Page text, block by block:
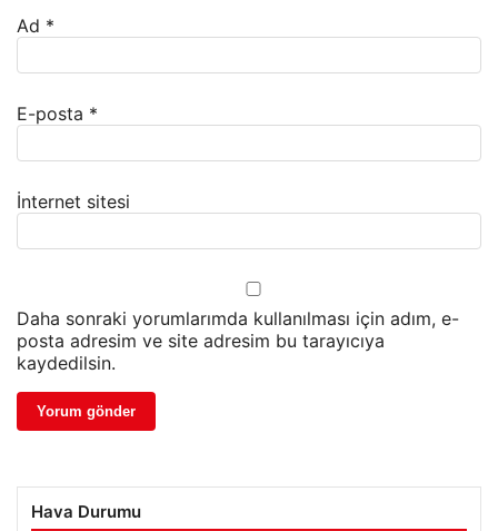
Ad *
E-posta *
İnternet sitesi
Daha sonraki yorumlarımda kullanılması için adım, e-
posta adresim ve site adresim bu tarayıcıya
kaydedilsin.
Hava Durumu